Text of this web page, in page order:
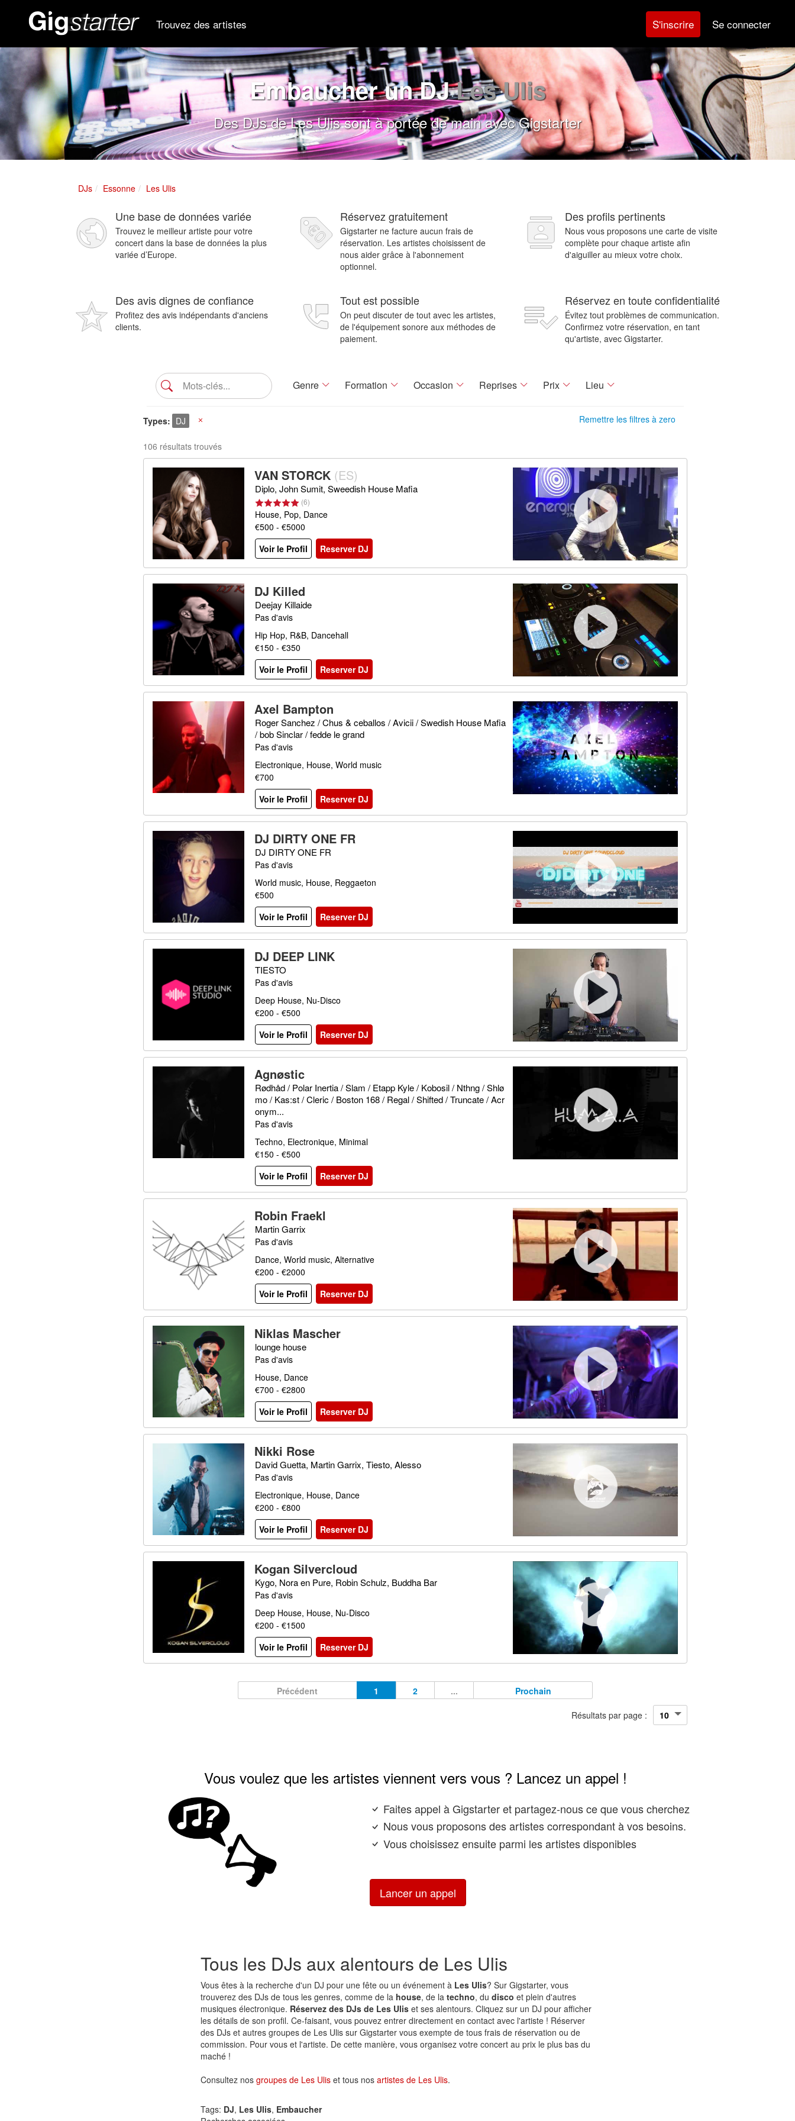
Trouvez des artistes S'inscrire Se connecter
Embaucher un DJLes Ulis
Des DJs de Les Ulis sont à portée de main avec Gigstarter
DJs Essonne Les Ulis
Une base de données variée
Trouvez le meilleur artiste pour votre
concert dans la base de données la plus
variée d’Europe.
Réservez gratuitement
Gigstarter ne facture aucun frais de
réservation. Les artistes choisissent de
nous aider grâce à l'abonnement
optionnel.
Des profils pertinents
Nous vous proposons une carte de visite
complète pour chaque artiste afin
d'aiguiller au mieux votre choix.
Des avis dignes de confiance
Profitez des avis indépendants d'anciens
clients.
Tout est possible
On peut discuter de tout avec les artistes,
de l'équipement sonore aux méthodes de
paiement.
Réservez en toute confidentialité
Évitez tout problèmes de communication.
Confirmez votre réservation, en tant
qu'artiste, avec Gigstarter.
Genre Formation Occasion Reprises Prix Lieu
Remettre les filtres à zero
Types DJ
106 résultats trouvés
VAN STORCK (ES)
Diplo, John Sumit, Sweedish House Mafia
(6)
House, Pop, Dance
€500 - €5000
Voir le Profil
Reserver DJ
DJ Killed
Deejay Killaide
Pas d'avis
Hip Hop, R&B, Dancehall
€150 - €350
Voir le Profil
Reserver DJ
Axel Bampton
Roger Sanchez / Chus & ceballos / Avicii / Swedish House Mafia
/ bob Sinclar / fedde le grand
Pas d'avis
Electronique, House, World music
€700
Voir le Profil
Reserver DJ
DJ DIRTY ONE FR
DJ DIRTY ONE FR
Pas d'avis
World music, House, Reggaeton
€500
Voir le Profil
Reserver DJ
DJ DEEP LINK
TIESTO
Pas d'avis
Deep House, Nu-Disco
€200 - €500
Voir le Profil
Reserver DJ
Agnøstic
Rødhåd / Polar Inertia / Slam / Etapp Kyle / Kobosil / Nthng / Shlø
mo / Kas:st / Cleric / Boston 168 / Regal / Shifted / Truncate / Acr
onym...
Pas d'avis
Techno, Electronique, Minimal
€150 - €500
Voir le Profil
Reserver DJ
Robin Fraekl
Martin Garrix
Pas d'avis
Dance, World music, Alternative
€200 - €2000
Voir le Profil
Reserver DJ
Niklas Mascher
lounge house
Pas d'avis
House, Dance
€700 - €2800
Voir le Profil
Reserver DJ
Nikki Rose
David Guetta, Martin Garrix, Tiesto, Alesso
Pas d'avis
Electronique, House, Dance
€200 - €800
Voir le Profil
Reserver DJ
Kogan Silvercloud
Kygo, Nora en Pure, Robin Schulz, Buddha Bar
Pas d'avis
Deep House, House, Nu-Disco
€200 - €1500
Voir le Profil
Reserver DJ
Précédent 1 2 ... Prochain
Résultats par page :
Vous voulez que les artistes viennent vers vous ? Lancez un appel !
Faites appel à Gigstarter et partagez-nous ce que vous cherchez
Nous vous proposons des artistes correspondant à vos besoins.
Vous choisissez ensuite parmi les artistes disponibles
Lancer un appel
Tous les DJs aux alentours de Les Ulis
Vous êtes à la recherche d'un DJ pour une fête ou un événement à Les Ulis? Sur Gigstarter, vous
trouverez des DJs de tous les genres, comme de la house, de la techno, du disco et plein d'autres
musiques électronique. Réservez des DJs de Les Ulis et ses alentours. Cliquez sur un DJ pour afficher
les détails de son profil. Ce-faisant, vous pouvez entrer directement en contact avec l'artiste ! Réserver
des DJs et autres groupes de Les Ulis sur Gigstarter vous exempte de tous frais de réservation ou de
commission. Pour vous et l'artiste. De cette manière, vous organisez votre concert au prix le plus bas du
maché !
Consultez nos groupes de Les Ulis et tous nos artistes de Les Ulis.
Tags: DJ, Les Ulis, Embaucher